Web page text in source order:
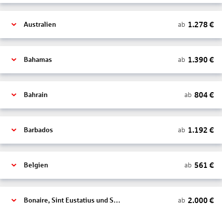
Australien ab 1.278€
Bahamas ab 1.390€
Bahrain ab 804€
Barbados ab 1.192 €
Belgien ab 561 €
Bonaire, Sint Eustatius und Saba ab 2.000€